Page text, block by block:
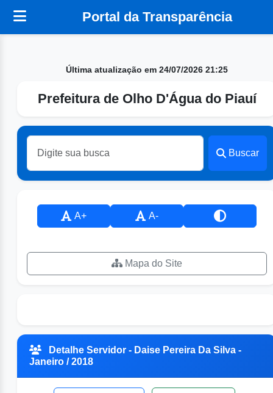
Portal da Transparência
Última atualização em 24/07/2026 21:25
Prefeitura de Olho D'Água do Piauí
Buscar
A+ A-
Mapa do Site
Detalhe Servidor - Daise Pereira Da Silva -
Janeiro / 2018